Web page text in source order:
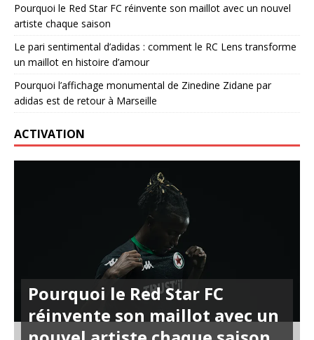
Pourquoi le Red Star FC réinvente son maillot avec un nouvel
artiste chaque saison
Le pari sentimental d’adidas : comment le RC Lens transforme
un maillot en histoire d’amour
Pourquoi l’affichage monumental de Zinedine Zidane par
adidas est de retour à Marseille
ACTIVATION
Pourquoi le Red Star FC
réinvente son maillot avec un